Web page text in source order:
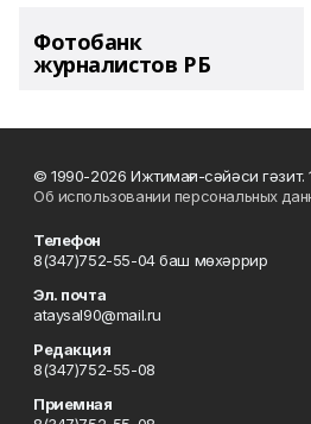
Фотобанк
журналистов РБ
© 1990-2026 Ижтимағи-сәйәси гәзит.
Об использовании персональных
Телефон
8(347)752-55-04 баш мөхәррир
Эл. почта
ataysal90@mail.ru
Редакция
8(347)752-55-08
Приемная